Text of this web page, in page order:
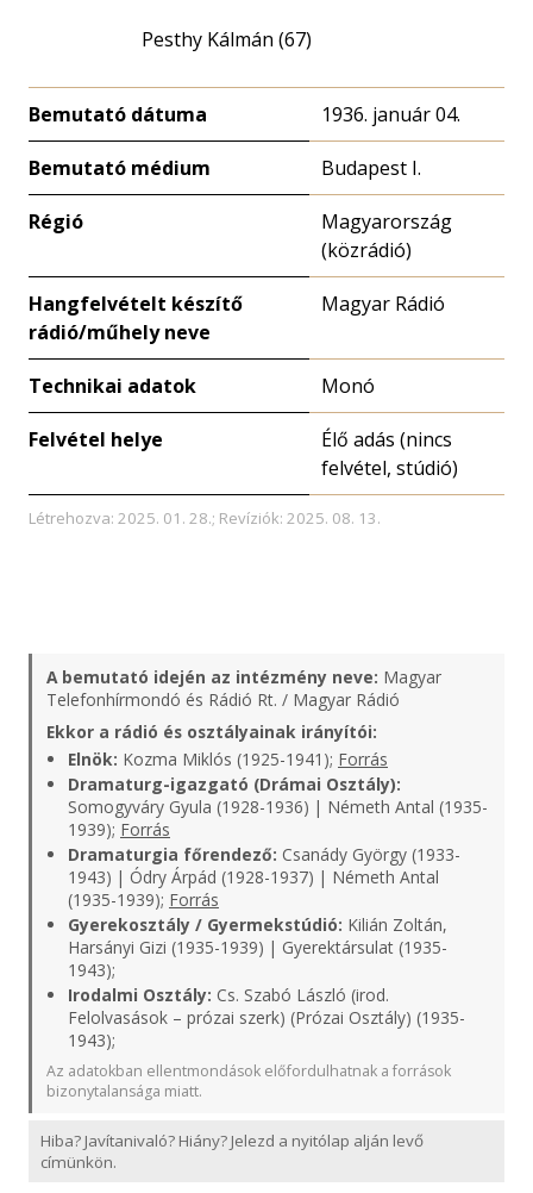
Pesthy Kálmán (67)
Bemutató dátuma 1936. január 04.
Bemutató médium Budapest I.
Régió
Magyarország
(közrádió)
Hangfelvételt készítő
rádió/műhely neve
Magyar Rádió
Technikai adatok Monó
Felvétel helye
Élő adás (nincs
felvétel, stúdió)
Létrehozva: 2025. 01. 28.; Revíziók: 2025. 08. 13.
A bemutató idején az intézmény neve: Magyar
Telefonhírmondó és Rádió Rt. / Magyar Rádió
Ekkor a rádió és osztályainak irányítói:
Elnök: Kozma Miklós (1925-1941); Forrás
Dramaturg-igazgató (Drámai Osztály):
Somogyváry Gyula (1928-1936) | Németh Antal (1935-
1939); Forrás
Dramaturgia főrendező: Csanády György (1933-
1943) | Ódry Árpád (1928-1937) | Németh Antal
(1935-1939); Forrás
Gyerekosztály / Gyermekstúdió: Kilián Zoltán,
Harsányi Gizi (1935-1939) | Gyerektársulat (1935-
1943);
Irodalmi Osztály: Cs. Szabó László (irod.
Felolvasások – prózai szerk) (Prózai Osztály) (1935-
1943);
Az adatokban ellentmondások előfordulhatnak a források
bizonytalansága miatt.
Hiba? Javítanivaló? Hiány? Jelezd a nyitólap alján levő
címünkön.